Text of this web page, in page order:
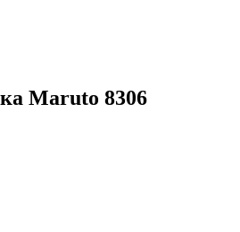
Maruto 8306